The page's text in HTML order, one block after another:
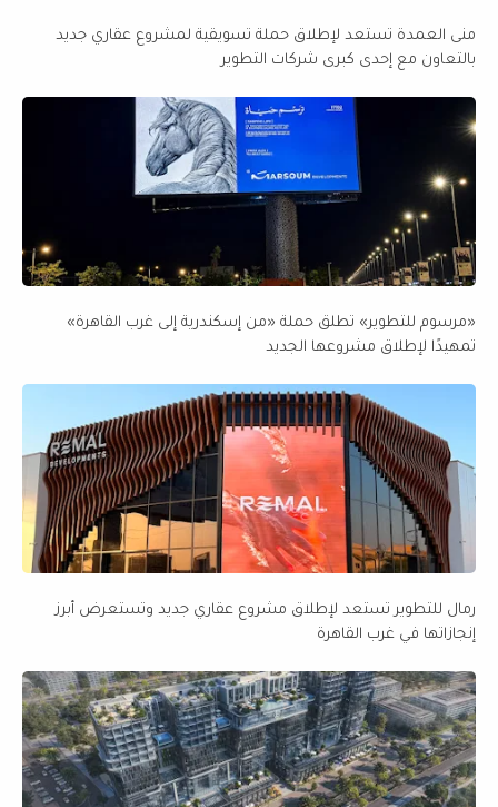
منى العمدة تستعد لإطلاق حملة تسويقية لمشروع عقاري جديد
بالتعاون مع إحدى كبرى شركات التطوير
«مرسوم للتطوير» تطلق حملة «من إسكندرية إلى غرب القاهرة»
تمهيدًا لإطلاق مشروعها الجديد
رمال للتطوير تستعد لإطلاق مشروع عقاري جديد وتستعرض أبرز
إنجازاتها في غرب القاهرة